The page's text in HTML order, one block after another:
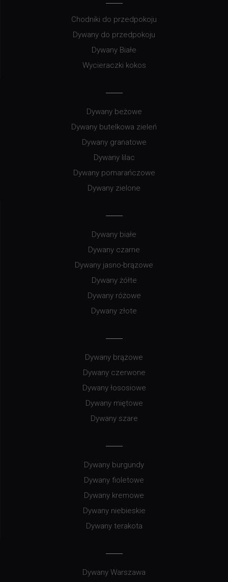
Chodniki do przedpokoju
Dywany do przedpokoju
Dywany Białe
Wycieraczki kokos
Dywany beżowe
Dywany butelkowa zieleń
Dywany granatowe
Dywany lilac
Dywany pomarańczowe
Dywany zielone
Dywany białe
Dywany czarne
Dywany jasno-brązowe
Dywany żółte
Dywany różowe
Dywany złote
Dywany brązowe
Dywany czerwone
Dywany łososiowe
Dywany miętowe
Dywany szare
Dywany burgundy
Dywany fioletowe
Dywany kremowe
Dywany niebieskie
Dywany terakota
Dywany Warszawa